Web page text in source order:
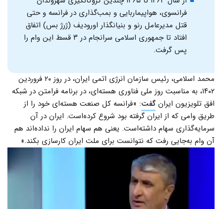
فرانسوی، هواپیماربایی و بمب‌گذاری در فرانسه و حتی
قتل مدیرعامل رنو و بنیانگذار اورودیف (ژرژ بس) اتفاق
افتاد تا جمهوری اسلامی سرانجام در ۳ قسط این وام را
پس گرفت.
محمد اسلامی، رئیس سازمان انرژی اتمی ایران، در روز ۲۰ فروردین
۱۴۰۲، به مناسبت روز ملی فناوری هسته‌ای، در برنامه فرامتن در شبکه
افق تلویزیون ایران گفت: «فرانسه کل صنعت هسته‌ای خود را از
طریق وامی که از ایران گرفته بود شروع کرده‌است. ایران در آن
سرمایه‌گذاری سهام داشته‌است. یعنی هم سهام ایران را نداده‌اند هم
آن وام به‌جایی رفت که نتوانست برای ملت ایران کارسازی بکند.»